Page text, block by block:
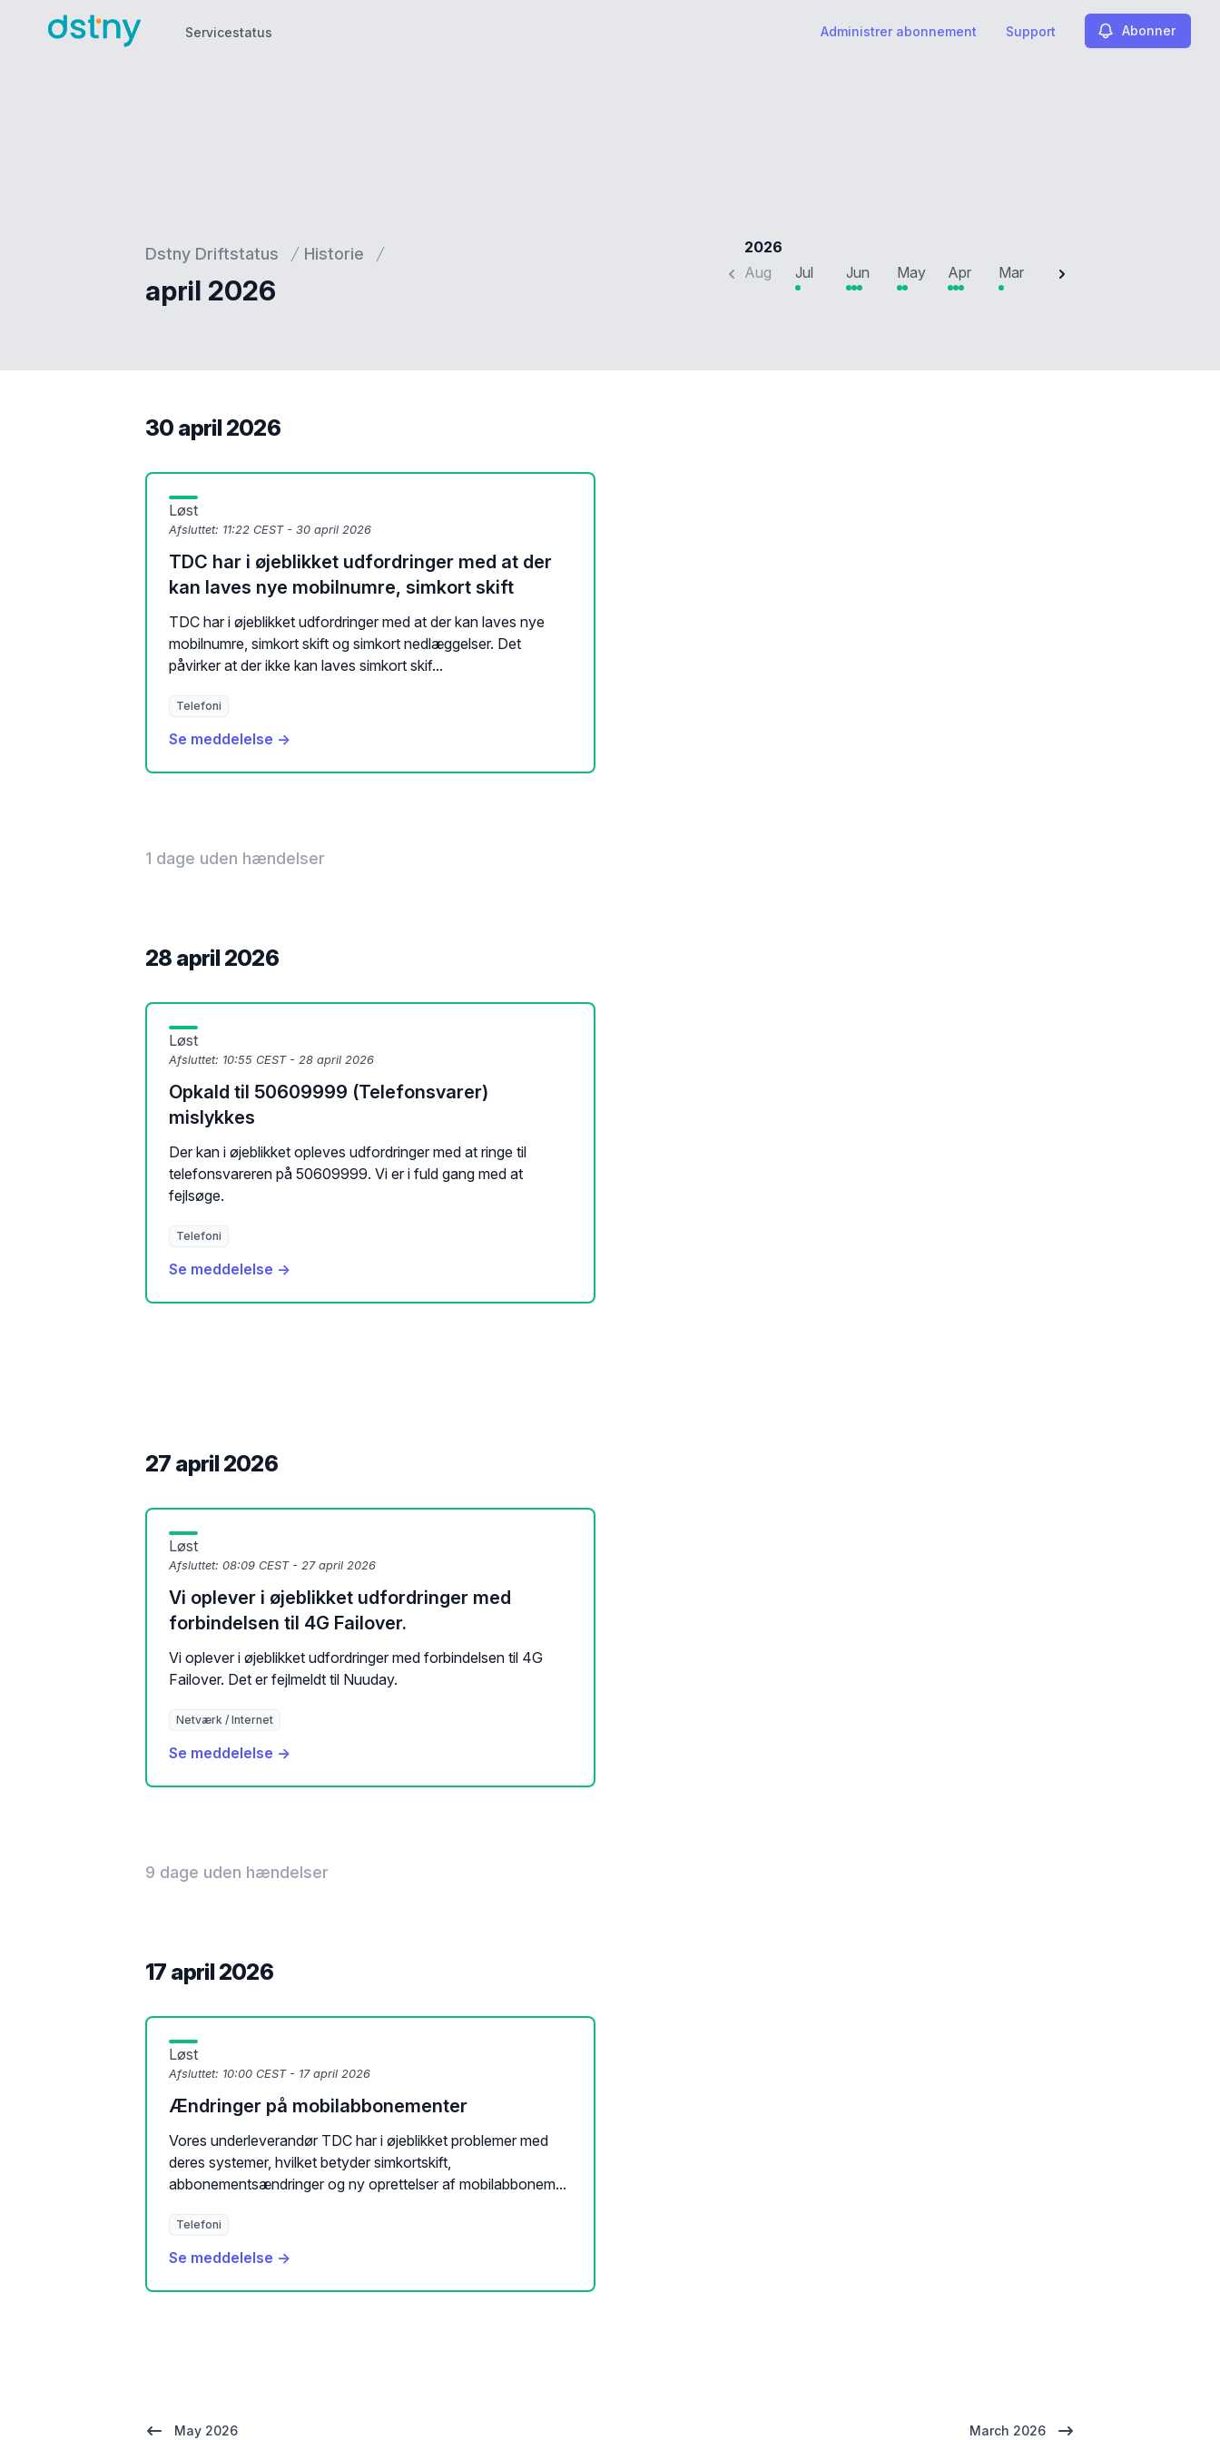
Servicestatus Administrer abonnement Support Abonner
Dstny Driftstatus Historie
april 2026
2026
Aug
Jul Jun May Apr Mar Feb
30 april 2026
Løst
Afsluttet: 11:22 CEST - 30 april 2026
TDC har i øjeblikket udfordringer med at der
kan laves nye mobilnumre, simkort skift
TDC har i øjeblikket udfordringer med at der kan laves nye
mobilnumre, simkort skift og simkort nedlæggelser. Det
påvirker at der ikke kan laves simkort skif...
Telefoni
Se meddelelse →
1 dage uden hændelser
28 april 2026
Løst
Afsluttet: 10:55 CEST - 28 april 2026
Opkald til 50609999 (Telefonsvarer)
mislykkes
Der kan i øjeblikket opleves udfordringer med at ringe til
telefonsvareren på 50609999. Vi er i fuld gang med at
fejlsøge.
Telefoni
Se meddelelse →
27 april 2026
Løst
Afsluttet: 08:09 CEST - 27 april 2026
Vi oplever i øjeblikket udfordringer med
forbindelsen til 4G Failover.
Vi oplever i øjeblikket udfordringer med forbindelsen til 4G
Failover. Det er fejlmeldt til Nuuday.
Netværk / Internet
Se meddelelse →
9 dage uden hændelser
17 april 2026
Løst
Afsluttet: 10:00 CEST - 17 april 2026
Ændringer på mobilabbonementer
Vores underleverandør TDC har i øjeblikket problemer med
deres systemer, hvilket betyder simkortskift,
abbonementsændringer og ny oprettelser af mobilabbonem...
Telefoni
Se meddelelse →
May 2026 March 2026